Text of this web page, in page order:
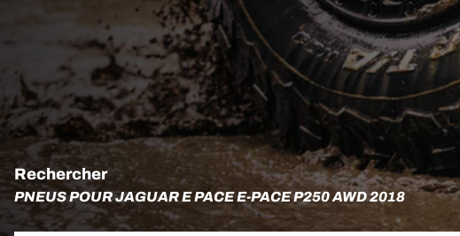
Rechercher
PNEUS POUR JAGUAR E PACE E-PACE P250 AWD 2018